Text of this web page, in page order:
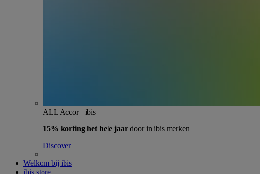
ALL Accor+ ibis
15% korting het hele jaar door in ibis merken
Discover
Welkom bij ibis
ibis store